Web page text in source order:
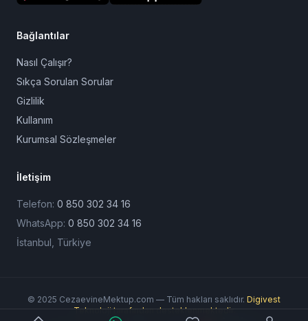
Bağlantılar
Nasıl Çalışır?
Sıkça Sorulan Sorular
Gizlilik
Kullanım
Kurumsal Sözleşmeler
İletişim
Telefon: 0 850 302 34 16
WhatsApp: 0 850 302 34 16
İstanbul, Türkiye
© 2025 CezaevineMektup.com — Tüm hakları saklıdır. Digivest
Teknoloji tarafından desteklenmektedir.